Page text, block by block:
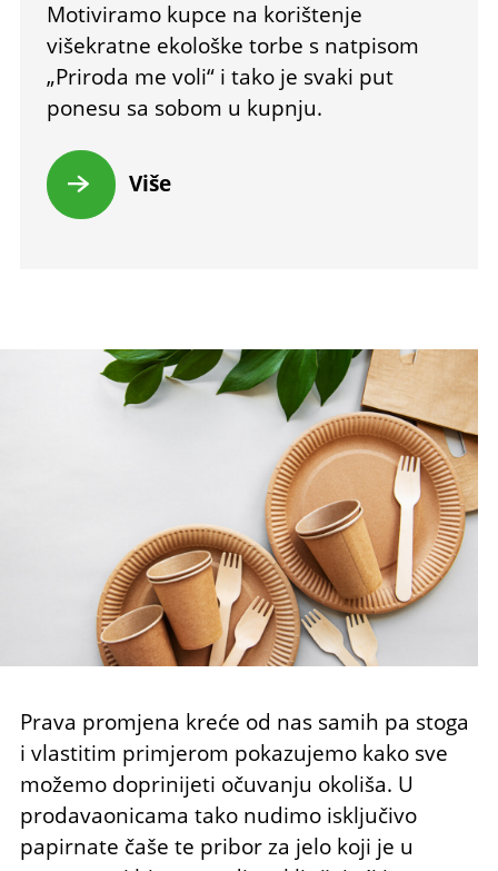
Motiviramo kupce na korištenje
višekratne ekološke torbe s natpisom
„Priroda me voli“ i tako je svaki put
ponesu sa sobom u kupnju.
Više
Prava promjena kreće od nas samih pa stoga
i vlastitim primjerom pokazujemo kako sve
možemo doprinijeti očuvanju okoliša. U
prodavaonicama tako nudimo isključivo
papirnate čaše te pribor za jelo koji je u